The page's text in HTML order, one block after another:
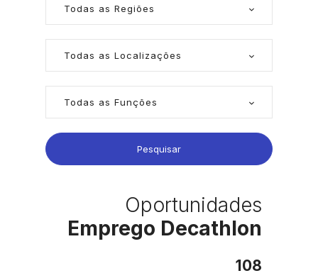
Pesquisar
Oportunidades
Emprego Decathlon
108